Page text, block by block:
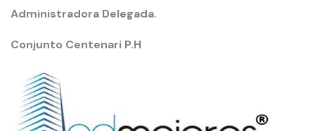
Administradora Delegada.
Conjunto Centenari P.H